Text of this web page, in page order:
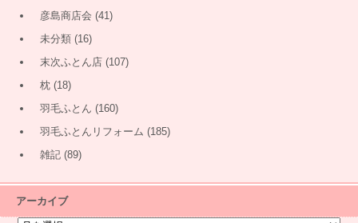
彦島商店会 (41)
未分類 (16)
末次ふとん店 (107)
枕 (18)
羽毛ふとん (160)
羽毛ふとんリフォーム (185)
雑記 (89)
アーカイブ